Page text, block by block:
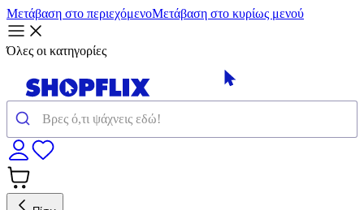
Μετάβαση στο περιεχόμενοΜετάβαση στο κυρίως μενού
Όλες οι κατηγορίες